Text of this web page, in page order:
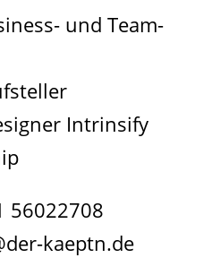
und Team-
Intrinsify
56022708
kaeptn.de